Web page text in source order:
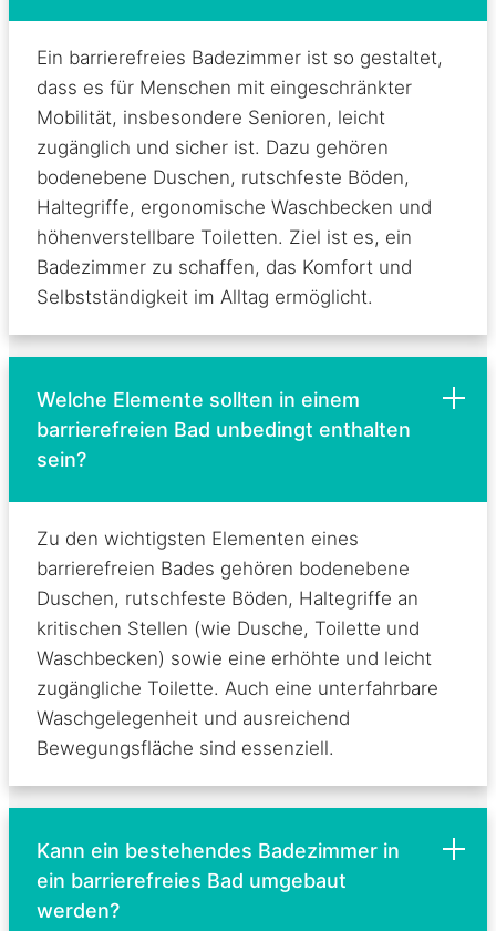
Ein barrierefreies Badezimmer ist so gestaltet,
dass es für Menschen mit eingeschränkter
Mobilität, insbesondere Senioren, leicht
zugänglich und sicher ist. Dazu gehören
bodenebene Duschen, rutschfeste Böden,
Haltegriffe, ergonomische Waschbecken und
höhenverstellbare Toiletten. Ziel ist es, ein
Badezimmer zu schaffen, das Komfort und
Selbstständigkeit im Alltag ermöglicht.
Welche Elemente sollten in einem
barrierefreien Bad unbedingt enthalten
sein?
Zu den wichtigsten Elementen eines
barrierefreien Bades gehören bodenebene
Duschen, rutschfeste Böden, Haltegriffe an
kritischen Stellen (wie Dusche, Toilette und
Waschbecken) sowie eine erhöhte und leicht
zugängliche Toilette. Auch eine unterfahrbare
Waschgelegenheit und ausreichend
Bewegungsfläche sind essenziell.
Kann ein bestehendes Badezimmer in
ein barrierefreies Bad umgebaut
werden?